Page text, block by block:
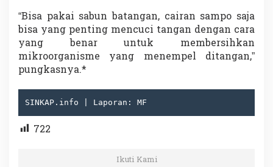
“Bisa pakai sabun batangan, cairan sampo saja
bisa yang penting mencuci tangan dengan cara
yang benar untuk membersihkan
mikroorganisme yang menempel ditangan,”
pungkasnya.*
SINKAP.info | Laporan: MF
722
Ikuti Kami